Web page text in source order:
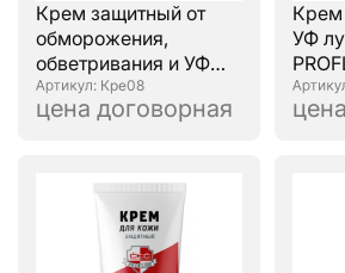
Крем защитный от
обморожения,
обветривания и УФ
излучений "CKC
PROFLINE" 100мл.
: Кре08
цена договорная
Крем
УФ